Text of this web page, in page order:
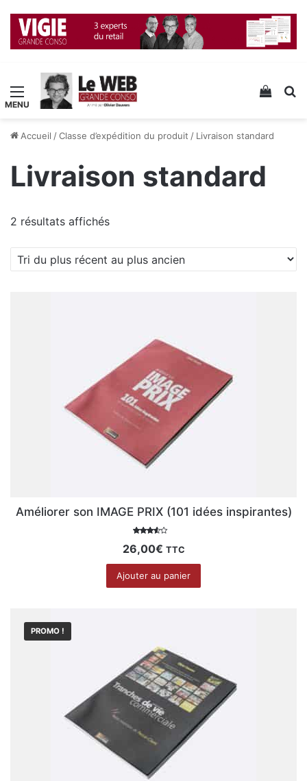
Menu Voir
Accueil /Classe d’expédition du produit / Livraison standard
Livraison standard
2 résultats affichésTrié
du
plus
ancien
Améliorer son IMAGE PRIX (101 idées inspirantes)
3.00
sur 5
26,00€ TTC
Ajouter au panier
PROMO !